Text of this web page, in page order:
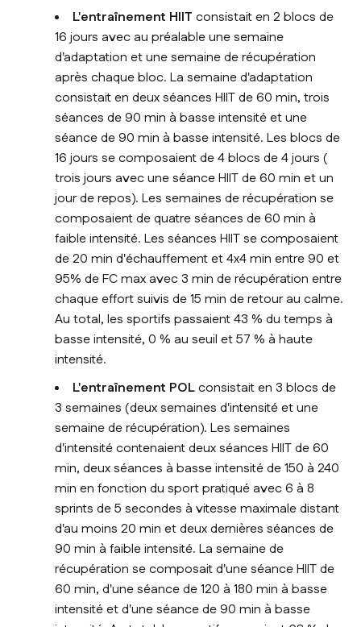
L'entraînement HIIT consistait en 2 blocs de
16 jours avec au préalable une semaine
d'adaptation et une semaine de récupération
après chaque bloc. La semaine d'adaptation
consistait en deux séances HIIT de 60 min, trois
séances de 90 min à basse intensité et une
séance de 90 min à basse intensité. Les blocs de
16 jours se composaient de 4 blocs de 4 jours (
trois jours avec une séance HIIT de 60 min et un
jour de repos). Les semaines de récupération se
composaient de quatre séances de 60 min à
faible intensité. Les séances HIIT se composaient
de 20 min d'échauffement et 4x4 min entre 90 et
95% de FC max avec 3 min de récupération entre
chaque effort suivis de 15 min de retour au calme.
Au total, les sportifs passaient 43 % du temps à
basse intensité, 0 % au seuil et 57 % à haute
intensité.
L'entraînement POLconsistait en 3 blocs de
3 semaines (deux semaines d'intensité et une
semaine de récupération). Les semaines
d'intensité contenaient deux séances HIIT de 60
min, deux séances à basse intensité de 150 à 240
min en fonction du sport pratiqué avec 6 à 8
sprints de 5 secondes à vitesse maximale distant
d'au moins 20 min et deux dernières séances de
90 min à faible intensité. La semaine de
récupération se composait d'une séance HIIT de
60 min, d'une séance de 120 à 180 min à basse
intensité et d'une séance de 90 min à basse